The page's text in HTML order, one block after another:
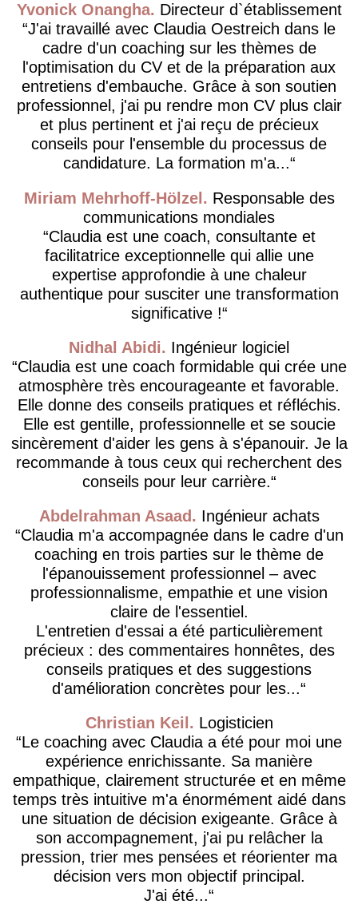
Yvonick Onangha
Directeur d`établissement
J'ai travaillé avec Claudia Oestreich dans le
cadre d'un coaching sur les thèmes de
l'optimisation du CV et de la préparation aux
entretiens d'embauche. Grâce à son soutien
professionnel, j'ai pu rendre mon CV plus clair
et plus pertinent et j'ai reçu de précieux
conseils pour l'ensemble du processus de
candidature. La formation m'a...
Miriam Mehrhoff-Hölzel
Responsable des
communications mondiales
Claudia est une coach, consultante et
facilitatrice exceptionnelle qui allie une
expertise approfondie à une chaleur
authentique pour susciter une transformation
significative !
Nidhal Abidi
Ingénieur logiciel
Claudia est une coach formidable qui crée une
atmosphère très encourageante et favorable.
Elle donne des conseils pratiques et réfléchis.
Elle est gentille, professionnelle et se soucie
sincèrement d'aider les gens à s'épanouir. Je la
recommande à tous ceux qui recherchent des
conseils pour leur carrière.
Abdelrahman Asaad
Ingénieur achats
Claudia m'a accompagnée dans le cadre d'un
coaching en trois parties sur le thème de
l'épanouissement professionnel – avec
professionnalisme, empathie et une vision
claire de l'essentiel.
L'entretien d'essai a été particulièrement
précieux : des commentaires honnêtes, des
conseils pratiques et des suggestions
d'amélioration concrètes pour les...
Christian Keil
Logisticien
Le coaching avec Claudia a été pour moi une
expérience enrichissante. Sa manière
empathique, clairement structurée et en même
temps très intuitive m'a énormément aidé dans
une situation de décision exigeante. Grâce à
son accompagnement, j'ai pu relâcher la
pression, trier mes pensées et réorienter ma
décision vers mon objectif principal.
J'ai été...